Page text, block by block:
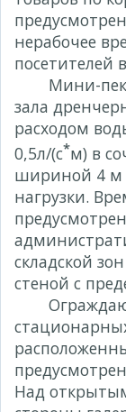
нерабочее
посетителей
Мини-
зала
расходом
0,5л/(с*м) в
шириной 4 м
нагрузки.
складской
стеной с
Над